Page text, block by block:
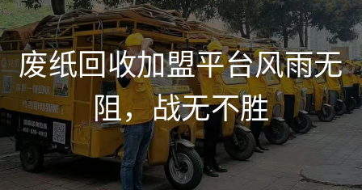
废纸回收加盟平台风雨无
阻，战无不胜